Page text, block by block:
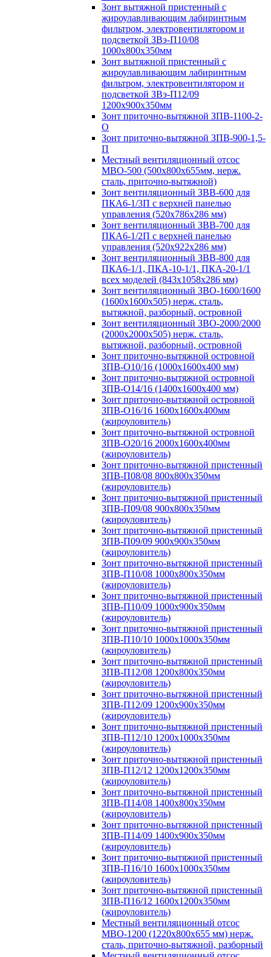
Зонт вытяжной пристенный с
жироулавливающим лабиринтным
фильтром, электровентилятором и
подсветкой ЗВэ-П10/08
1000х800х350мм
Зонт вытяжной пристенный с
жироулавливающим лабиринтным
фильтром, электровентилятором и
подсветкой ЗВэ-П12/09
1200х900х350мм
Зонт приточно-вытяжной ЗПВ-1100-2-
О
Зонт приточно-вытяжной ЗПВ-900-1,5-
П
Местный вентиляционный отсос
МВО-500 (500х800х655мм, нерж.
сталь, приточно-вытяжной)
Зонт вентиляционный ЗВВ-600 для
ПКА6-1/3П с верхней панелью
управления (520х786х286 мм)
Зонт вентиляционный ЗВВ-700 для
ПКА6-1/2П с верхней панелью
управления (520х922х286 мм)
Зонт вентиляционный ЗВВ-800 для
ПКА6-1/1, ПКА-10-1/1, ПКА-20-1/1
всех моделей (843х1058х286 мм)
Зонт вентиляционный ЗВО-1600/1600
(1600х1600х505) нерж. сталь,
вытяжной, разборный, островной
Зонт вентиляционный ЗВО-2000/2000
(2000х2000х505) нерж. сталь,
вытяжной, разборный, островной
Зонт приточно-вытяжной островной
ЗПВ-О10/16 (1000х1600х400 мм)
Зонт приточно-вытяжной островной
ЗПВ-О14/16 (1400х1600х400 мм)
Зонт приточно-вытяжной островной
ЗПВ-О16/16 1600х1600х400мм
(жироуловитель)
Зонт приточно-вытяжной островной
ЗПВ-О20/16 2000х1600х400мм
(жироуловитель)
Зонт приточно-вытяжной пристенный
ЗПВ-П08/08 800х800х350мм
(жироуловитель)
Зонт приточно-вытяжной пристенный
ЗПВ-П09/08 900х800х350мм
(жироуловитель)
Зонт приточно-вытяжной пристенный
ЗПВ-П09/09 900х900х350мм
(жироуловитель)
Зонт приточно-вытяжной пристенный
ЗПВ-П10/08 1000х800х350мм
(жироуловитель)
Зонт приточно-вытяжной пристенный
ЗПВ-П10/09 1000х900х350мм
(жироуловитель)
Зонт приточно-вытяжной пристенный
ЗПВ-П10/10 1000х1000х350мм
(жироуловитель)
Зонт приточно-вытяжной пристенный
ЗПВ-П12/08 1200х800х350мм
(жироуловитель)
Зонт приточно-вытяжной пристенный
ЗПВ-П12/09 1200х900х350мм
(жироуловитель)
Зонт приточно-вытяжной пристенный
ЗПВ-П12/10 1200х1000х350мм
(жироуловитель)
Зонт приточно-вытяжной пристенный
ЗПВ-П12/12 1200х1200х350мм
(жироуловитель)
Зонт приточно-вытяжной пристенный
ЗПВ-П14/08 1400х800х350мм
(жироуловитель)
Зонт приточно-вытяжной пристенный
ЗПВ-П14/09 1400х900х350мм
(жироуловитель)
Зонт приточно-вытяжной пристенный
ЗПВ-П16/10 1600х1000х350мм
(жироуловитель)
Зонт приточно-вытяжной пристенный
ЗПВ-П16/12 1600х1200х350мм
(жироуловитель)
Местный вентиляционный отсос
МВО-1200 (1220х800х655 мм) нерж.
сталь, приточно-вытяжной, разборный